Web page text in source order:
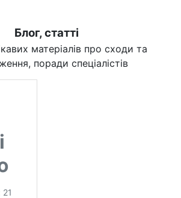
Блог, статті
матеріалів про сходи та
поради спеціалістів